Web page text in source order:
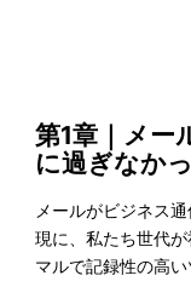
第1章 ｜ メー
に過ぎなか
メールがビジネス
現に、私たち世代
マルで記録性の高い